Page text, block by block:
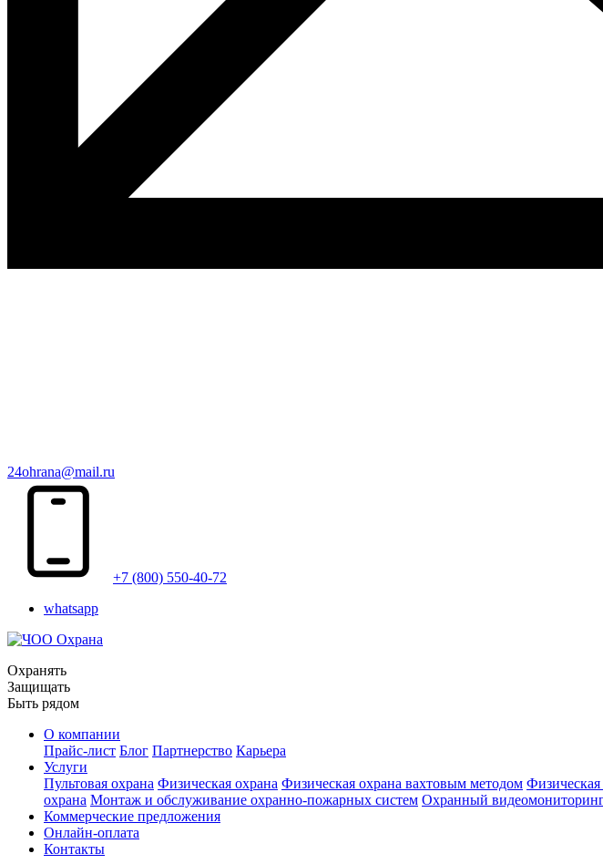
24ohrana@mail.ru
+7 (800) 550-40-72
whatsapp
Охранять
Защищать
Быть рядом
О компании
Прайс-лист Блог Партнерство Карьера
Услуги
Пультовая охрана Физическая охрана Физическая охрана вахтовым методом
охрана Монтаж и обслуживание охранно-пожарных систем Охранный
Коммерческие предложения
Онлайн-оплата
Контакты